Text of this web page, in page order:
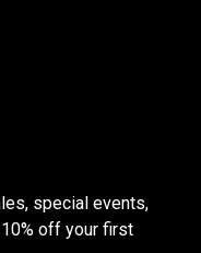
special events,
off your first